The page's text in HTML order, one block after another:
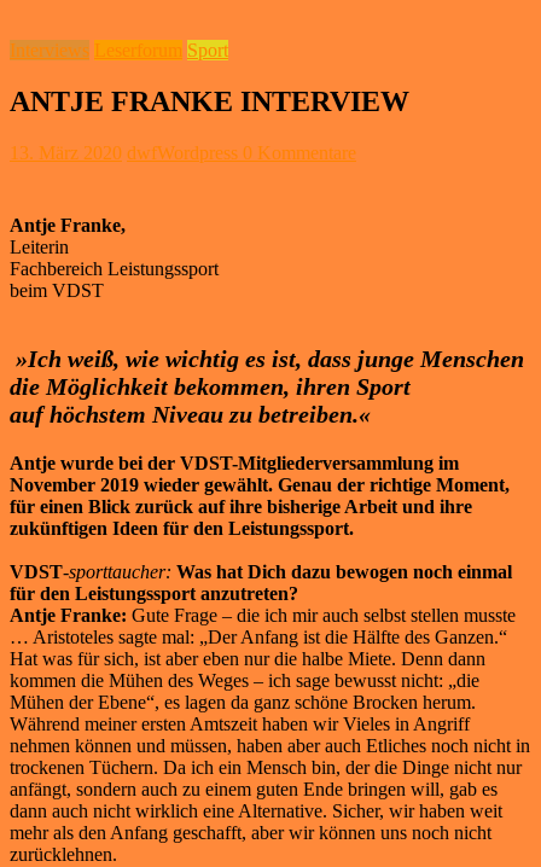
Interviews Leserforum Sport
ANTJE FRANKE INTERVIEW
13. März 2020 dwfWordpress 0 Kommentare
Antje Franke,
Leiterin
Fachbereich Leistungssport
beim VDST
»Ich weiß, wie wichtig es ist, dass junge Menschen
die Möglichkeit bekommen, ihren Sport
auf höchstem Niveau zu betreiben.«
Antje wurde bei der VDST-Mitgliederversammlung im
November 2019 wieder gewählt. Genau der richtige Moment,
für einen Blick zurück auf ihre bisherige Arbeit und ihre
zukünftigen Ideen für den Leistungssport.
VDST-sporttaucher: Was hat Dich dazu bewogen noch einmal
für den Leistungssport anzutreten?
Antje Franke: Gute Frage – die ich mir auch selbst stellen musste
… Aristoteles sagte mal: „Der Anfang ist die Hälfte des Ganzen.“
Hat was für sich, ist aber eben nur die halbe Miete. Denn dann
kommen die Mühen des Weges – ich sage bewusst nicht: „die
Mühen der Ebene“, es lagen da ganz schöne Brocken herum.
Während meiner ersten Amtszeit haben wir Vieles in Angriff
nehmen können und müssen, haben aber auch Etliches noch nicht in
trockenen Tüchern. Da ich ein Mensch bin, der die Dinge nicht nur
anfängt, sondern auch zu einem guten Ende bringen will, gab es
dann auch nicht wirklich eine Alternative. Sicher, wir haben weit
mehr als den Anfang geschafft, aber wir können uns noch nicht
zurücklehnen.